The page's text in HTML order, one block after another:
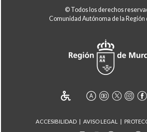
© Todos los derechos
Comunidad Autónoma de la Región
ACCESIBILIDAD AVISO LEGAL